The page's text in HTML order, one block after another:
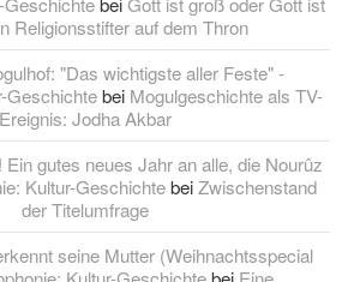
Religionsstifter auf dem Thron
"Das wichtigste aller Feste" -
Geschichtebei Mogulgeschichte als TV-
Ereignis: Jodha Akbar
gutes neues Jahr an alle, die Nourûz
Kultur-GeschichtebeiZwischenstand
der Titelumfrage
seine Mutter (Weihnachtsspecial